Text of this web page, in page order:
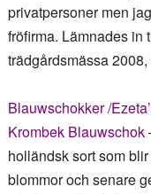
privatpersoner men
fröfirma. Lämnades in
trädgårdsmässa
Blauwschokker/
Krombek Blauwschok
holländsk sort som
blommor och senare